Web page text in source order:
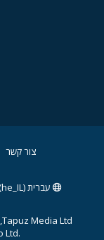
צור קשר
עברית (he_IL)
Media Ltd.
Ltd.